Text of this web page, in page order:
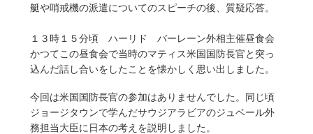
艇や哨戒機の派遣についてのスピーチの後、質疑応答。
１３時１５分頃 ハーリド バーレーン外相主催昼食会
かつてこの昼食会で当時のマティス米国国防長官と突っ
込んだ話し合いをしたことを懐かしく思い出しました。
今回は米国国防長官の参加はありませんでした。同じ頃
ジョージタウンで学んだサウジアラビアのジュベール外
務担当大臣に日本の考えを説明しました。